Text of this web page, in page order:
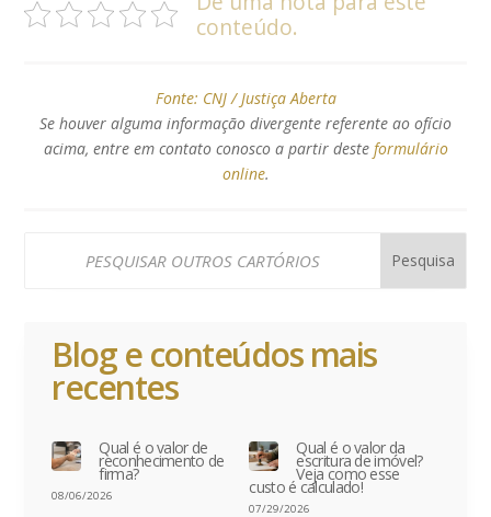
conteúdo.
Fonte: CNJ / Justiça Aberta
Se houver alguma informação divergente referente ao ofício
acima, entre em contato conosco a partir deste formulário
online.
Blog e conteúdos mais
recentes
Qual é o valor de
reconhecimento de
firma?
08/06/2026
Qual é o valor da
escritura de imóvel?
Veja como esse
custo é calculado!
07/29/2026